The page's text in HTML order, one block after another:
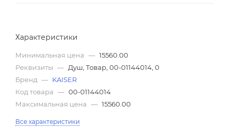
Характеристики
Минимальная цена — 15560.00
Реквизиты — Душ, Товар, 00-01144014, 0
Бренд — KAISER
Код товара — 00-01144014
Максимальная цена — 15560.00
Все характеристики